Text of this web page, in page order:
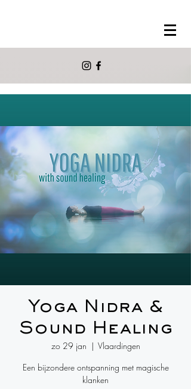
Yoga Nidra &
Sound Healing
zo 29 jan
  |
Vlaardingen
Een bijzondere ontspanning met magische
klanken